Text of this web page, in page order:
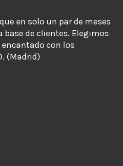
en solo un par de meses
de clientes. Elegimos
con los
(Madrid)